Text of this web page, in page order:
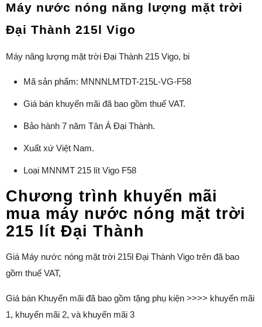
Máy nước nóng năng lượng mặt trời
Đại Thành 215l Vigo
Máy năng lượng mặt trời Đại Thành 215 Vigo, bi
Mã sản phẩm: MNNNLMTDT-215L-VG-F58
Giá bán khuyến mãi đã bao gồm thuế VAT.
Bảo hành 7 năm Tân Á Đại Thành.
Xuất xứ Việt Nam.
Loại MNNMT 215 lít Vigo F58
Chương trình khuyến mãi
mua máy nước nóng mặt trời
215 lít Đại Thành
Giá Máy nước nóng mặt trời 215l Đại Thành Vigo trên đã bao
gồm thuế VAT,
Giá bán Khuyến mãi đã bao gồm tặng phụ kiện >>>> khuyến mãi
1, khuyến mãi 2, và khuyến mãi 3